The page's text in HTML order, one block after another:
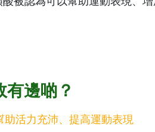
有邊啲？
助活力充沛、提高運動表現